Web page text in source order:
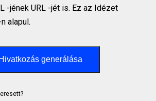
-jének URL -jét is. Ez az Idézet
alapul.
Hivatkozás generálása